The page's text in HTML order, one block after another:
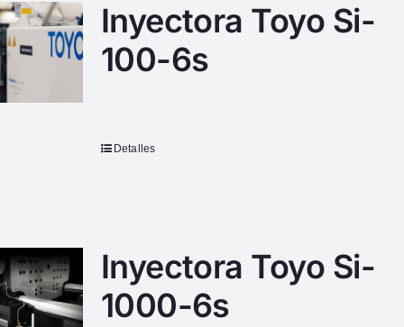
Inyectora Toyo Si-
100-6s
Detalles
Inyectora Toyo Si-
1000-6s